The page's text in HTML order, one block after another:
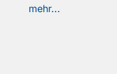
mehr...